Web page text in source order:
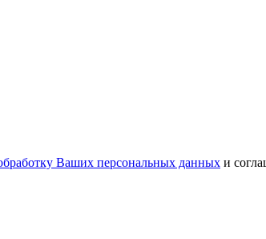
Ваших персональных данных и